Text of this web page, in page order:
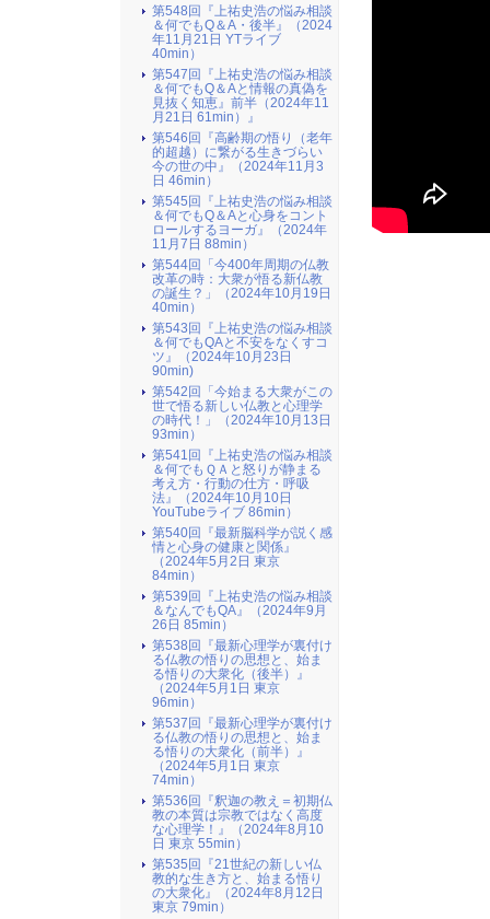
第548回『上祐史浩の悩み相談
＆何でもQ＆A・後半』（2024
年11月21日 YTライブ
40min）
第547回『上祐史浩の悩み相談
＆何でもQ＆Aと情報の真偽を
見抜く知恵』前半（2024年11
月21日 61min）』
第546回『高齢期の悟り（老年
的超越）に繋がる生きづらい
今の世の中』（2024年11月3
日 46min）
第545回『上祐史浩の悩み相談
＆何でもQ＆Aと心身をコント
ロールするヨーガ』（2024年
11月7日 88min）
第544回「今400年周期の仏教
改革の時：大衆が悟る新仏教
の誕生？」（2024年10月19日
40min）
第543回『上祐史浩の悩み相談
＆何でもQAと不安をなくすコ
ツ』（2024年10月23日
90min)
第542回「今始まる大衆がこの
世で悟る新しい仏教と心理学
の時代！」（2024年10月13日
93min）
第541回『上祐史浩の悩み相談
＆何でもＱＡと怒りが静まる
考え方・行動の仕方・呼吸
法』（2024年10月10日
YouTubeライブ 86min）
第540回『最新脳科学が説く感
情と心身の健康と関係』
（2024年5月2日 東京
84min）
第539回『上祐史浩の悩み相談
＆なんでもQA』（2024年9月
26日 85min）
第538回『最新心理学が裏付け
る仏教の悟りの思想と、始ま
る悟りの大衆化（後半）』
（2024年5月1日 東京
96min）
第537回『最新心理学が裏付け
る仏教の悟りの思想と、始ま
る悟りの大衆化（前半）』
（2024年5月1日 東京
74min）
第536回『釈迦の教え＝初期仏
教の本質は宗教ではなく高度
な心理学！』（2024年8月10
日 東京 55min）
第535回『21世紀の新しい仏
教的な生き方と、始まる悟り
の大衆化』（2024年8月12日
東京 79min）